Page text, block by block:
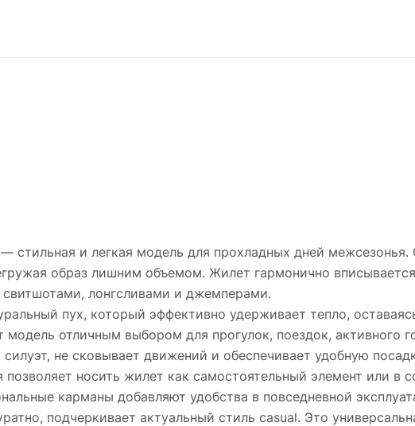
и легкая модель для прохладных дней межсезонья.
образ лишним объемом. Жилет гармонично
лонгсливами и джемперами.
пух, который эффективно удерживает тепло,
отличным выбором для прогулок, поездок, активного
не сковывает движений и обеспечивает удобную
носить жилет как самостоятельный элемент или в
карманы добавляют удобства в повседневной
подчеркивает актуальный стиль casual. Это